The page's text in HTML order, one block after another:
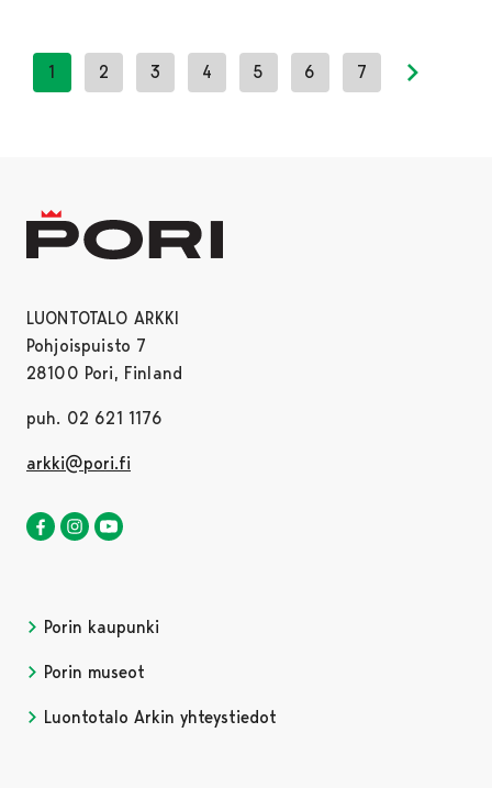
1 2 3 4 5 6 7
LUONTOTALO ARKKI
Pohjoispuisto 7
28100 Pori, Finland
puh. 02 621 1176
arkki@pori.fi
Luontotalo Arkki Facebookissa
Avautuu uudessa välilehdessä
Luontotalo Arkki Instagramissa
Avautuu uudessa välilehdessä
Porin kaupunki
Porin museot
Luontotalo Arkin yhteystiedot